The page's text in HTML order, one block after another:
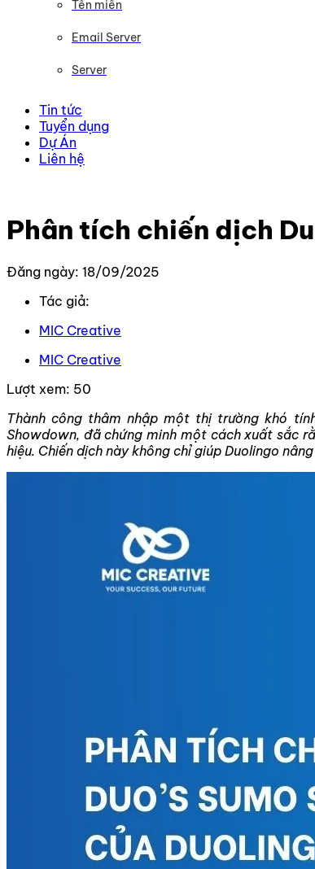
Tên miền
Email Server
Server
Tin tức
Tuyển dụng
Dự Án
Liên hệ
Phân tích chiến dịch
Đăng ngày: 18/09/2025
Tác giả:
MIC Creative
MIC Creative
Lượt xem: 50
Thành công thâm nhập một thị trường khó
Showdown, đã chứng minh một cách xuất sắc
hiệu. Chiến dịch này không chỉ giúp Duolingo